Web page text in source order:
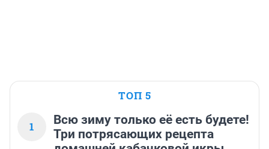
ТОП 5
1
Всю зиму только её есть будете!
Три потрясающих рецепта